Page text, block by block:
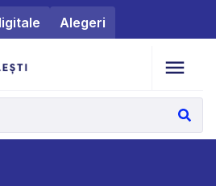
Alegeri